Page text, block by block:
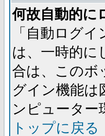
何故自動的に
「自動ログ
は、一時的に
合は、このボ
グイン機能は
ンピューター
トップに戻る